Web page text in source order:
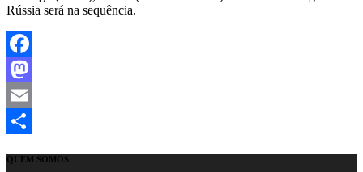
Rússia será na sequência.
Facebook
Mastodon
Email
QUEM SOMOS